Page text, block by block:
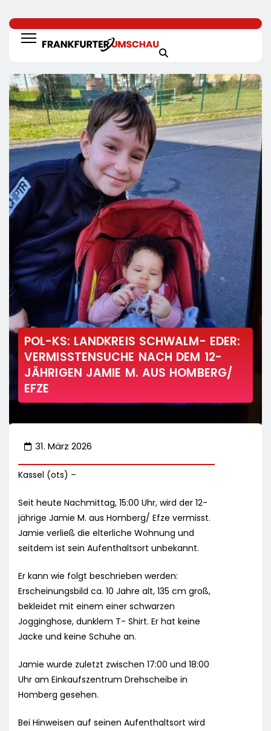
POL-KS: LANDKREIS SCHWALM- EDER:
VERMISSTENSUCHE NACH DEM 12-
JÄHRIGEN JAMIE M. AUS HOMBERG/
EFZE
31. März 2026
Kassel (ots) –
Seit heute Nachmittag, 15:00 Uhr, wird der 12-
jährige Jamie M. aus Homberg/ Efze vermisst.
Jamie verließ die elterliche Wohnung und
seitdem ist sein Aufenthaltsort unbekannt.
Er kann wie folgt beschrieben werden:
Erscheinungsbild ca. 10 Jahre alt, 135 cm groß,
bekleidet mit einem einer schwarzen
Jogginghose, dunklem T- Shirt. Er hat keine
Jacke und keine Schuhe an.
Jamie wurde zuletzt zwischen 17:00 und 18:00
Uhr am Einkaufszentrum Drehscheibe in
Homberg gesehen.
Bei Hinweisen auf seinen Aufenthaltsort wird